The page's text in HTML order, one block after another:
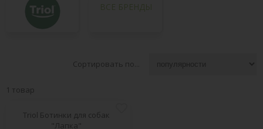
ВСЕ БРЕНДЫ
Сортировать по...
1 товар
Triol Ботинки для собак
"Лапка"